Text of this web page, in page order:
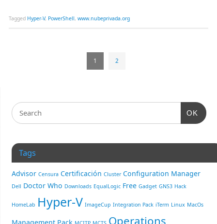
Tagged Hyper-V, PowerShell, www.nubeprivada.org
1 2
OK
Tags
Advisor Censura Certificación Cluster Configuration Manager
Dell Doctor Who Downloads EqualLogic Free Gadget GNS3 Hack
HomeLab Hyper-V ImageCup Integration Pack iTerm Linux MacOs
Operations